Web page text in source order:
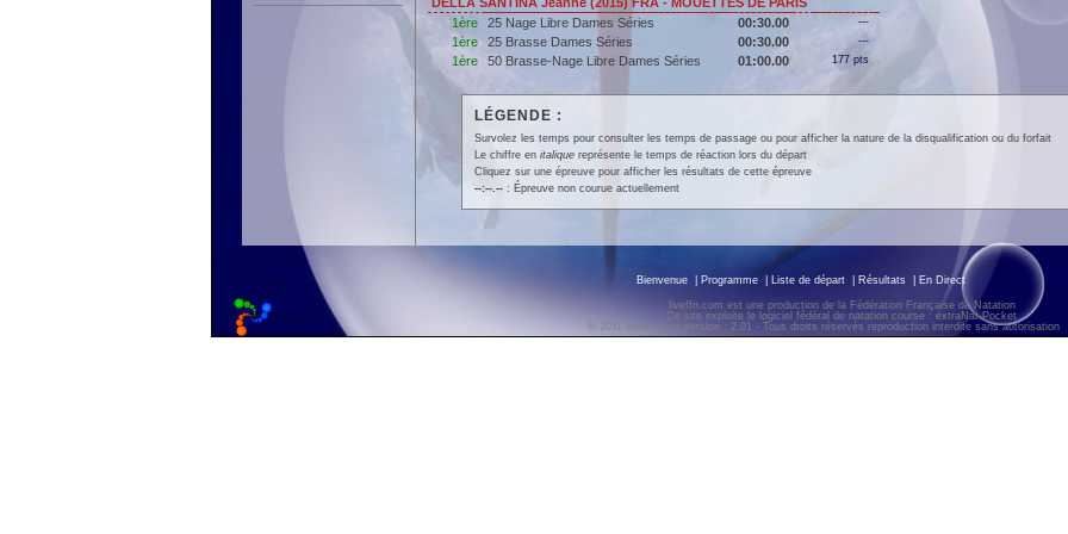
1ère
25 Nage Libre Dames Séries 00:30.00 ---
1ère 25 Brasse Dames Séries 00:30.00 ---
1ère 50 Brasse-Nage Libre Dames Séries 01:00.00 177 pts
LÉGENDE :
Survolez les temps pour consulter les temps de passage ou pour afficher la nature de la disqualification ou du forfait
Le chiffre en italiquereprésente le temps de réaction lors du départ
Cliquez sur une épreuve pour afficher les résultats de cette épreuve
--:--.--: Épreuve non courue actuellement
Bienvenue Programme Liste de départ Résultats En Direct
liveffn.com est une production de la Fédération Française de Natation
Ce site exploite le logiciel fédéral de natation course : extraNat-Pocket
© 2011 liveffn.com version : 2.01 - Tous droits réservés reproduction interdite sans